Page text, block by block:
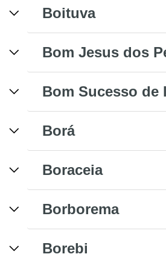
Boituva
Bom Jesus dos
Bom Sucesso de
Borá
Boraceia
Borborema
Borebi